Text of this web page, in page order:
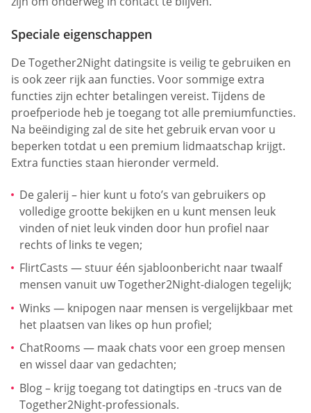
Speciale eigenschappen
De Together2Night datingsite is veilig te gebruiken en
is ook zeer rijk aan functies. Voor sommige extra
functies zijn echter betalingen vereist. Tijdens de
proefperiode heb je toegang tot alle premiumfuncties.
Na beëindiging zal de site het gebruik ervan voor u
beperken totdat u een premium lidmaatschap krijgt.
Extra functies staan hieronder vermeld.
De galerij – hier kunt u foto’s van gebruikers op
volledige grootte bekijken en u kunt mensen leuk
vinden of niet leuk vinden door hun profiel naar
rechts of links te vegen;
FlirtCasts — stuur één sjabloonbericht naar twaalf
mensen vanuit uw Together2Night-dialogen tegelijk;
Winks — knipogen naar mensen is vergelijkbaar met
het plaatsen van likes op hun profiel;
ChatRooms — maak chats voor een groep mensen
en wissel daar van gedachten;
Blog – krijg toegang tot datingtips en -trucs van de
Together2Night-professionals.